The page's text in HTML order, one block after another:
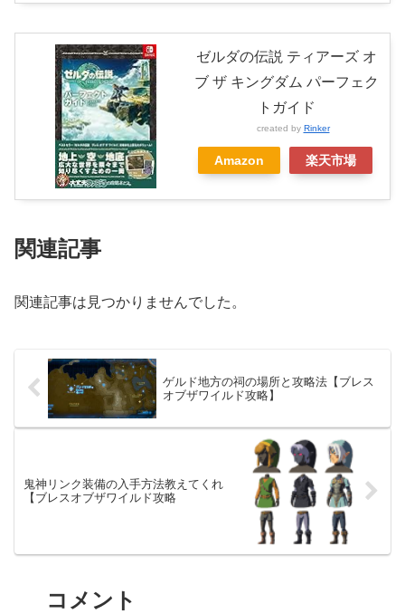
ゼルダの伝説 ティアーズ オ
ブ ザ キングダム パーフェク
トガイド
created by Rinker
Amazon 楽天市場
関連記事
関連記事は見つかりませんでした。
ゲルド地方の祠の場所と攻略法【ブレス
オブザワイルド攻略】
鬼神リンク装備の入手方法教えてくれ
【ブレスオブザワイルド攻略
コメント